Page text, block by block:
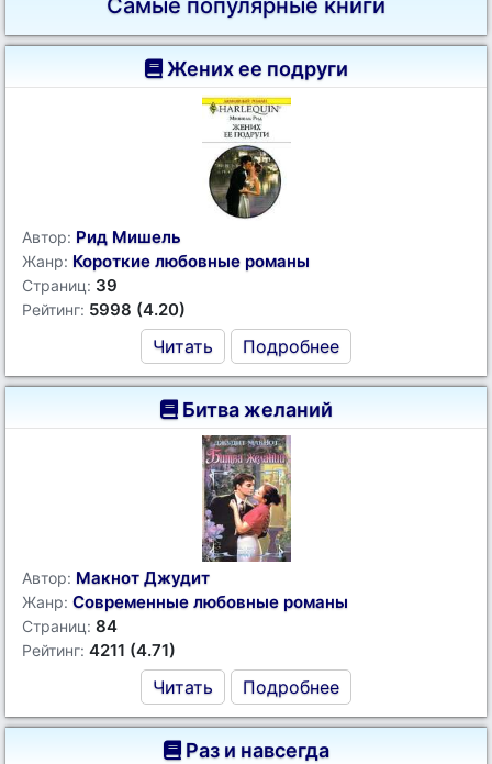
Самые популярные книги
Жених ее подруги
Автор: Рид Мишель
Жанр: Короткие любовные романы
Страниц: 39
Рейтинг: 5998 (4.20)
Читать Подробнее
Битва желаний
Автор: Макнот Джудит
Жанр: Современные любовные романы
Страниц: 84
Рейтинг: 4211 (4.71)
Читать Подробнее
Раз и навсегда